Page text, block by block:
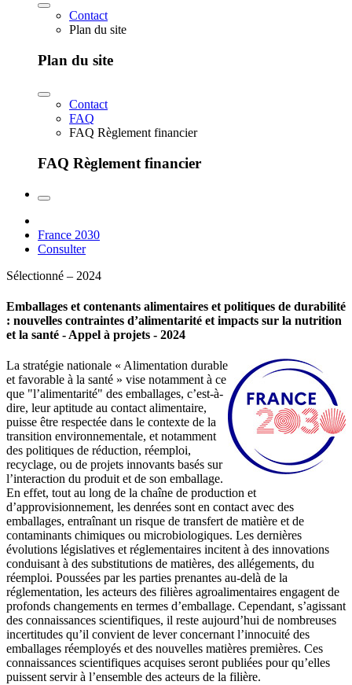
Contact
Plan du site
Plan du site
Contact
FAQ
FAQ Règlement financier
FAQ Règlement financier
France 2030
Consulter
Sélectionné – 2024
Emballages et contenants alimentaires et politiques de durabilité
: nouvelles contraintes d’alimentarité et impacts sur la nutrition
et la santé - Appel à projets - 2024
La stratégie nationale « Alimentation durable
et favorable à la santé » vise notamment à ce
que "l’alimentarité" des emballages, c’est-à-
dire, leur aptitude au contact alimentaire,
puisse être respectée dans le contexte de la
transition environnementale, et notamment
des politiques de réduction, réemploi,
recyclage, ou de projets innovants basés sur
l’interaction du produit et de son emballage.
En effet, tout au long de la chaîne de production et
d’approvisionnement, les denrées sont en contact avec des
emballages, entraînant un risque de transfert de matière et de
contaminants chimiques ou microbiologiques. Les dernières
évolutions législatives et réglementaires incitent à des innovations
conduisant à des substitutions de matières, des allégements, du
réemploi. Poussées par les parties prenantes au-delà de la
réglementation, les acteurs des filières agroalimentaires engagent de
profonds changements en termes d’emballage. Cependant, s’agissant
des connaissances scientifiques, il reste aujourd’hui de nombreuses
incertitudes qu’il convient de lever concernant l’innocuité des
emballages réemployés et des nouvelles matières premières. Ces
connaissances scientifiques acquises seront publiées pour qu’elles
puissent servir à l’ensemble des acteurs de la filière.